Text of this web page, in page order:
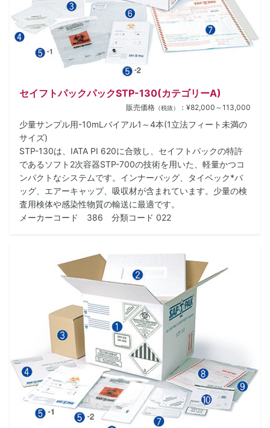
セイフトパックパックSTP-130(カテゴリーA)
販売価格 （税抜） ：¥82,000～113,000
少量サンプル用-10mLバイアル1～4本(1立法フィート未満の
サイズ)
STP-130は、IATA PI 620に合致し、セイフトパックの特許
であるソフト2次容器STP-700の技術を用いた、軽量かつコ
ンパクトなシステムです。インナーバッグ、タイベック*バ
ッグ、エアーキャップ、吸収材が含まれています。少量の検
査用検体や感染性物質の輸送に最適です。
メーカーコード 386 分類コード 022